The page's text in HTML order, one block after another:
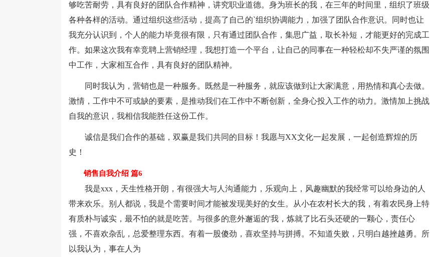
够吃苦耐劳，具有良好的团队合作精神，讲究职业道德。身为班长的我，在三年的时间里，组织了班级
各种各样的活动。通过组织这些活动，提高了自己的`组织协调能力，加强了团队合作意识。同时也让
我充分认识到，个人的能力毕竟很有限，只有通过团队合作，集思广益，取长补短，才能更好的完成工
作。如果这次我有幸竞聘上营销经理，我想打造一个平台，让自己的同事在一种轻松却不失严谨的氛围
中工作，大家相互合作，具有良好的团队精神。
同时我认为，营销也是一种服务。既然是一种服务，就应该做到让大家满意，用热情和真心去做。
激情，工作中不可或缺的要素，是推动我们在工作中不断创新，全身心投入工作的动力。激情加上挑战
自我的意识，我相信我能胜任这份工作。
诚信是我们合作的基础，双赢是我们共同的目标！我愿与XX文化一起发展，一起创造辉煌的历
史！
销售自我介绍 篇6
我是xxx，天生性格开朗，有很强大与人沟通能力，乐观向上，风趣幽默的我经常可以给身边的人
带来欢乐。别人都说，我是个需要时间才能被发现美好的女生。从小在农村长大的我，有着农民身上特
有质朴与诚实，最不怕的就是吃苦。与很多的意外邂逅的'我，炼就了比石头还硬的一颗心，责任心
强，不喜欢杂乱，总爱整理东西。有着一股傻劲，喜欢坚持与拼搏。不知道失败，只明白越挫越勇。所
以我认为，事在人为